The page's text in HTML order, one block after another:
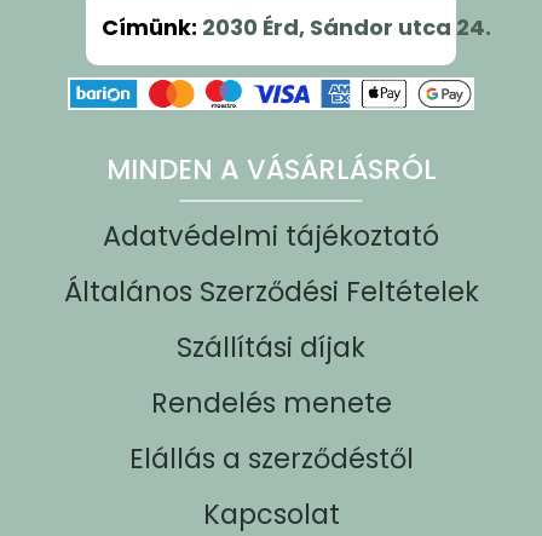
MINDEN A VÁSÁRLÁSRÓL
Adatvédelmi tájékoztató
Általános Szerződési Feltételek
Szállítási díjak
Rendelés menete
Elállás a szerződéstől
Kapcsolat
Címünk: 2030 Érd, Sándor utca 24.